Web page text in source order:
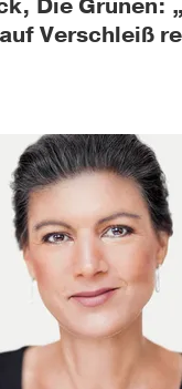
Die Grünen:
Verschleiß